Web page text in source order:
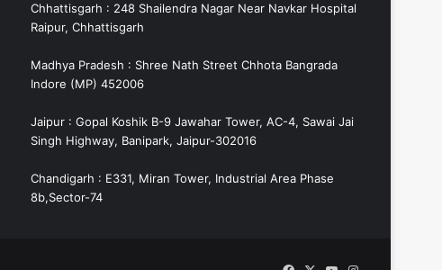
Chhattisgarh : 248 Shailendra Nagar Near Navkar Hospital
Raipur, Chhattisgarh
Madhya Pradesh : Shree Nath Street Chhota Bangrada
Indore (MP) 452006
Jaipur : Gopal Koshik B-9 Jawahar Tower, AC-4, Sawai Jai
Singh Highway, Banipark, Jaipur-302016
Chandigarh : E331, Miran Tower, Industrial Area Phase
8b,Sector-74